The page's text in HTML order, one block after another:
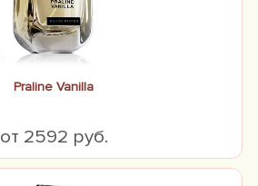
Praline Vanilla
от 2592 руб.